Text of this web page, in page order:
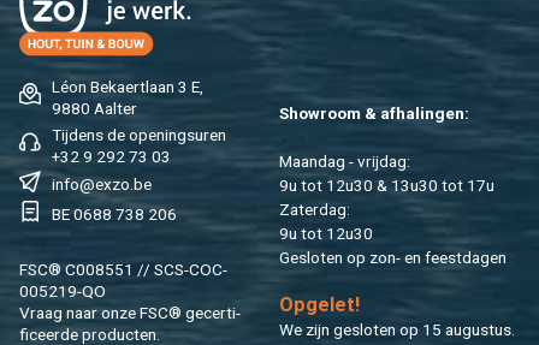
Léon Be­kaert­laan 3 E,
9880 Aal­ter
Tij­dens de ope­nings­uren
+32 9 292 73 03
info@​exzo.​be
BE 0688 738 206
FSC® C008551 // SCS-COC-
005219-QO
Vraag naar onze FSC® ge­cer­ti­
fi­ceer­de pro­duc­ten.
Show­room & af­ha­lin­gen:
Maan­dag - vrij­dag:
9u tot 12u30 & 13u30 tot 17u
Za­ter­dag:
9u tot 12u30
Ge­slo­ten op zon- en feest­da­gen
Op­ge­let!
We zijn ge­slo­ten op 15 au­gus­tus.